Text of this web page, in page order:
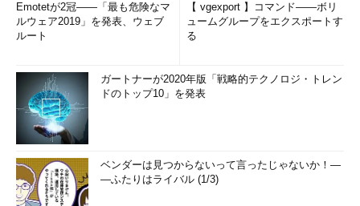
Emotetが2冠――「最も危険なマ
ルウェア2019」を発表、ウェブ
ルート
【 vgexport 】コマンド――ボリ
ュームグループをエクスポートす
る
ガートナーが2020年版「戦略的テクノロジ・トレン
ドのトップ10」を発表
ベンダーは見つからないって言ったじゃないか！―
―ふたりはライバル (1/3)